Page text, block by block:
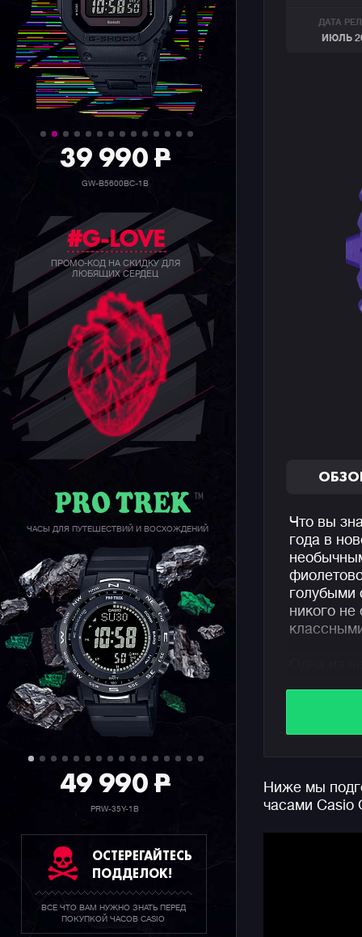
39 990P
GW-B5600BC-1B
#G-LOVE
ПРОМО-КОД НА СКИДКУ ДЛЯ
ЛЮБЯЩИХ СЕРДЕЦ
ЧАСЫ ДЛЯ ПУТЕШЕСТВИЙ И ВОСХОЖДЕНИЙ
49 990P
PRW-35Y-1B
ОСТЕРЕГАЙТЕСЬ
ПОДДЕЛОК!
ВСЕ ЧТО ВАМ НУЖНО ЗНАТЬ ПЕРЕД
ПОКУПКОЙ ЧАСОВ CASIO
ДАТА
ИЮЛЬ
Что вы
года в
голубыми
никого
шара (см.
И вот
которые
Ниже мы
часами Casio